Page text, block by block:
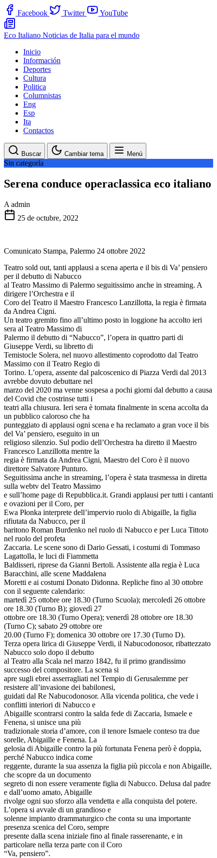
Facebook Twitter YouTube
Eco Italiano Noticias de Italia para el mundo
Inicio
Información
Deportes
Cultura
Politica
Columnistas
Eng
Esp
Ita
Contactos
Buscar Cambiar tema Menú
Sin categoría
Serena conduce operaclassica eco italiano
A admin
25 de octubre, 2022
Comunicato Stampa, Palermo 24 ottobre 2022
Teatro sold out, tanti applausi a scena aperta e il bis di Va’ pensiero
per il debutto di Nabucco
al Teatro Massimo di Palermo seguitissimo anche in streaming. A
dirigere l’Orchestra e il
Coro del Teatro il Maestro Francesco Lanzillotta, la regia è firmata
da Andrea Cigni.
Un teatro gremito fino all’ultimo posto in loggione ha accolto ieri
sera al Teatro Massimo di
Palermo il debutto di “Nabucco”, l’opera in quattro parti di
Giuseppe Verdi, su libretto di
Temistocle Solera, nel nuovo allestimento coprodotto dal Teatro
Massimo con il Teatro Regio di
Torino. L’opera, assente dal palcoscenico di Piazza Verdi dal 2013
avrebbe dovuto debuttare nel
marzo del 2020 ma venne sospesa a pochi giorni dal debutto a causa
del Covid che costrinse tutti i
teatri alla chiusura. Ieri sera è tornata finalmente in scena accolta da
un pubblico caloroso che ha
punteggiato di applausi ogni scena e ha reclamato a gran voce il bis
del Va’ pensiero, eseguito in un
religioso silenzio. Sul podio dell’Orchestra ha diretto il Maestro
Francesco Lanzillotta mentre la
regia è firmata da Andrea Cigni, Maestro del Coro è il nuovo
direttore Salvatore Punturo.
Seguitissima anche in streaming, l’opera è stata trasmessa in diretta
sulla webtv del Teatro Massimo
e sull’home page di Repubblica.it. Grandi applausi per tutti i cantanti
e ovazioni per il Coro, per
Ewa Płonka interprete dell’impervio ruolo di Abigaille, la figlia
rifiutata da Nabucco, per il
baritono Roman Burdenko nel ruolo di Nabucco e per Luca Tittoto
nel ruolo del profeta
Zaccaria. Le scene sono di Dario Gessati, i costumi di Tommaso
Lagattolla, le luci di Fiammetta
Baldisseri, riprese da Gianni Bertoli. Assistente alla regia è Luca
Baracchini, alle scene Maddalena
Moretti e ai costumi Donato Didonna. Repliche fino al 30 ottobre
con il seguente calendario:
martedì 25 ottobre ore 18.30 (Turno Scuola); mercoledì 26 ottobre
ore 18.30 (Turno B); giovedì 27
ottobre ore 18.30 (Turno Opera); venerdì 28 ottobre ore 18.30
(Turno C); sabato 29 ottobre ore
20.00 (Turno F); domenica 30 ottobre ore 17.30 (Turno D).
Terza opera lirica di Giuseppe Verdi, il Nabucodonosor, ribattezzato
Nabucco solo dopo il debutto
al Teatro alla Scala nel marzo 1842, fu il primo grandissimo
successo del compositore. La scena si
apre sugli ebrei asserragliati nel Tempio di Gerusalemme per
resistere all’invasione dei babilonesi,
guidati dal Re Nabucodonosor. Alla vicenda politica, che vede i
conflitti interiori di Nabucco e
Abigaille scontrarsi contro la salda fede di Zaccaria, Ismaele e
Fenena, si unisce una più
tradizionale storia d’amore, con il tenore Ismaele conteso tra due
sorelle, Abigaille e Fenena. La
gelosia di Abigaille contro la più fortunata Fenena però è doppia,
perché Nabucco indica come
reggente, durante la sua assenza la figlia più piccola e non Abigaille,
che scopre da un documento
segreto di non essere veramente figlia di Nabucco. Delusa dal padre
e dall’uomo amato, Abigaille
rivolge ogni suo sforzo alla vendetta e alla conquista del potere.
L’opera si avvale di un grandioso e
solenne impianto drammaturgico che conta su una importante
presenza scenica del Coro, sempre
presente dalla scena iniziale fino al finale rasserenante, e in
particolare nella terza parte con il Coro
“Va, pensiero”.